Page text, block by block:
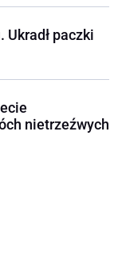
Ukradł paczki
nietrzeźwych